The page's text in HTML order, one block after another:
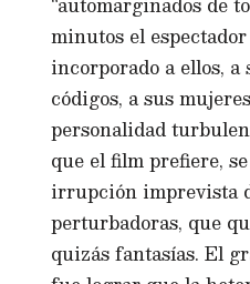
minutos el
incorporado a ellos,
códigos, a sus
personalidad
que el film prefiere,
irrupción imprevista
perturbadoras, que
quizás fantasías. El